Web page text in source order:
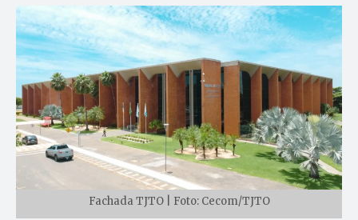
Fachada TJTO | Foto: Cecom/TJTO